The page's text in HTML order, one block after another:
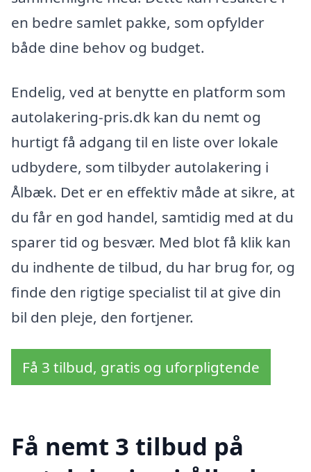
en bedre samlet pakke, som opfylder
både dine behov og budget.
Endelig, ved at benytte en platform som
autolakering-pris.dk kan du nemt og
hurtigt få adgang til en liste over lokale
udbydere, som tilbyder autolakering i
Ålbæk. Det er en effektiv måde at sikre, at
du får en god handel, samtidig med at du
sparer tid og besvær. Med blot få klik kan
du indhente de tilbud, du har brug for, og
finde den rigtige specialist til at give din
bil den pleje, den fortjener.
Få 3 tilbud, gratis og uforpligtende
Få nemt 3 tilbud på